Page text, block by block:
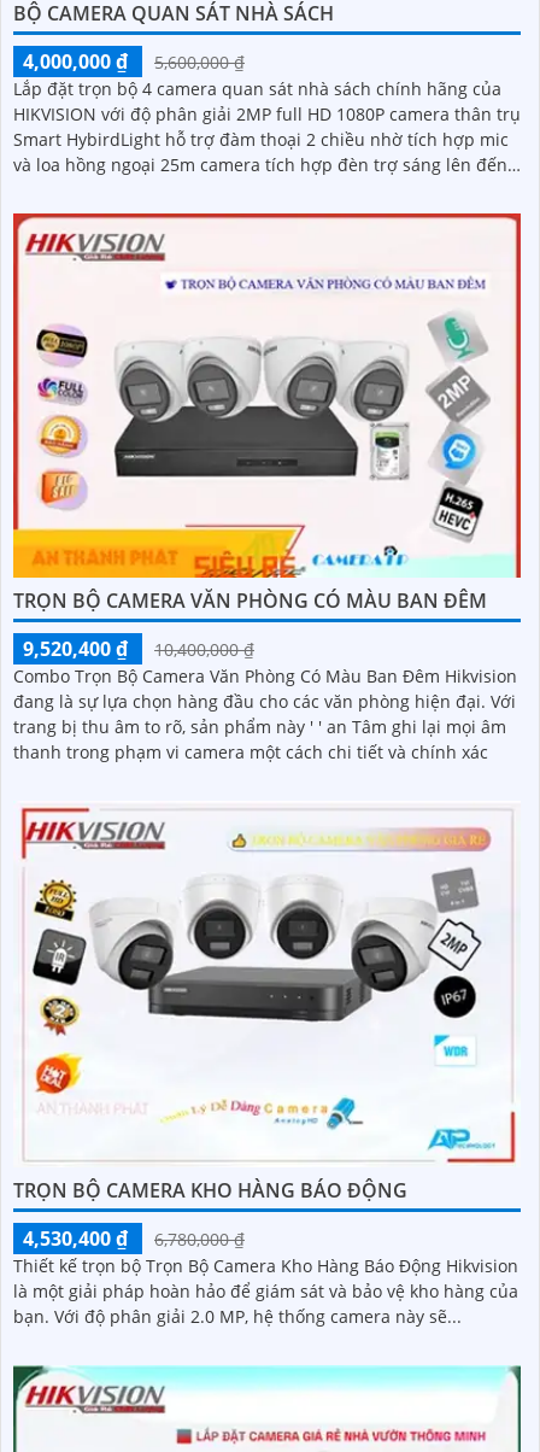
BỘ CAMERA QUAN SÁT NHÀ SÁCH
4,000,000 ₫
5,600,000 ₫
Lắp đặt trọn bộ 4 camera quan sát nhà sách chính hãng của
HIKVISION với độ phân giải 2MP full HD 1080P camera thân trụ
Smart HybirdLight hỗ trợ đàm thoại 2 chiều nhờ tích hợp mic
và loa hồng ngoại 25m camera tích hợp đèn trợ sáng lên đến
TRỌN BỘ CAMERA VĂN PHÒNG CÓ MÀU BAN ĐÊM
9,520,400 ₫
10,400,000 ₫
Combo Trọn Bộ Camera Văn Phòng Có Màu Ban Đêm Hikvision
đang là sự lựa chọn hàng đầu cho các văn phòng hiện đại. Với
trang bị thu âm to rõ, sản phẩm này ' ' an Tâm ghi lại mọi âm
thanh trong phạm vi camera một cách chi tiết và chính xác
TRỌN BỘ CAMERA KHO HÀNG BÁO ĐỘNG
4,530,400 ₫
6,780,000 ₫
Thiết kế trọn bộ Trọn Bộ Camera Kho Hàng Báo Động Hikvision
là một giải pháp hoàn hảo để giám sát và bảo vệ kho hàng của
bạn. Với độ phân giải 2.0 MP, hệ thống camera này sẽ...